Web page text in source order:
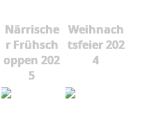
Närrische
r Frühsch
oppen 202
5
Weihnach
tsfeier 202
4